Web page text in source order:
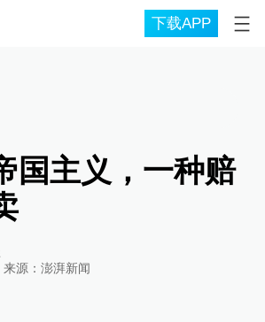
下载APP
国主义，一种赔
来源： 澎湃新闻